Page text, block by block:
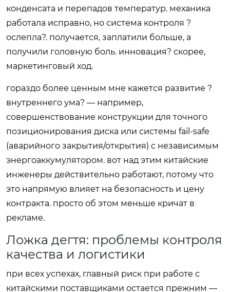
конденсата и перепадов температур. механика
работала исправно, но система контроля ?
ослепла?. получается, заплатили больше, а
получили головную боль. инновация? скорее,
маркетинговый ход.
гораздо более ценным мне кажется развитие ?
внутреннего ума? — например,
совершенствование конструкции для точного
позиционирования диска или системы fail-safe
(аварийного закрытия/открытия) с независимым
энергоаккумулятором. вот над этим китайские
инженеры действительно работают, потому что
это напрямую влияет на безопасность и цену
контракта. просто об этом меньше кричат в
рекламе.
Ложка дегтя: проблемы контроля
качества и логистики
при всех успехах, главный риск при работе с
китайскими поставщиками остается прежним —